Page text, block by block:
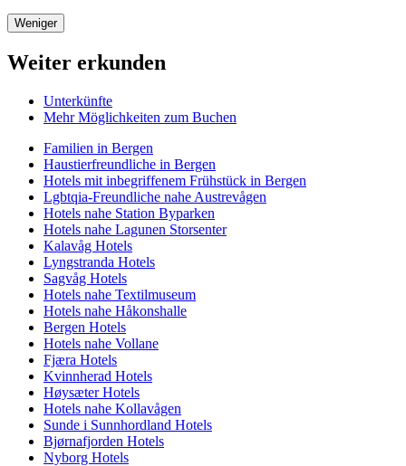
Weniger
Weiter erkunden
Unterkünfte
Mehr Möglichkeiten zum Buchen
Familien in Bergen
Haustierfreundliche in Bergen
Hotels mit inbegriffenem Frühstück in Bergen
Lgbtqia-Freundliche nahe Austrevågen
Hotels nahe Station Byparken
Hotels nahe Lagunen Storsenter
Kalavåg Hotels
Lyngstranda Hotels
Sagvåg Hotels
Hotels nahe Textilmuseum
Hotels nahe Håkonshalle
Bergen Hotels
Hotels nahe Vollane
Fjæra Hotels
Kvinnherad Hotels
Høysæter Hotels
Hotels nahe Kollavågen
Sunde i Sunnhordland Hotels
Bjørnafjorden Hotels
Nyborg Hotels